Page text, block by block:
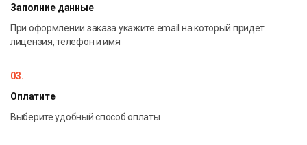
бессрочная лицензия на 1 (одно) моб. устройство,
подписка на обновления и обмен через Интернет на 1
(один) год
Заполние данные
При оформлении заказа укажите email на который придет
лицензия, телефон и имя
03.
Оплатите
Выберите удобный способ оплаты